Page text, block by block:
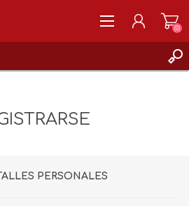
(0)
PERSONALES